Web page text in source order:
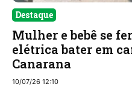
Destaque
Mulher e bebê se
elétrica bater em
Canarana
10/07/26 12:10